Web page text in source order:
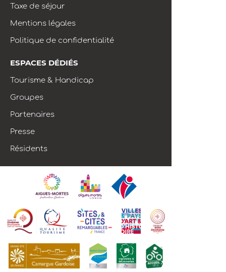
Taxe de séjour
Mentions légales
Politique de confidentialité
ESPACES DÉDIÉS
Tourisme & Handicap
Groupes
Partenaires
Presse
Résidents